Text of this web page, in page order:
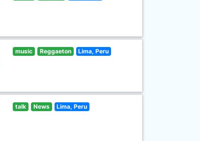
music Reggaeton Lima, Peru
talk News Lima, Peru